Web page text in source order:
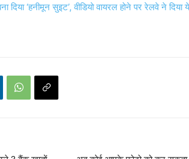
‘हनीमून सुइट’, वीडियो वायरल होने पर रेलवे ने दिया